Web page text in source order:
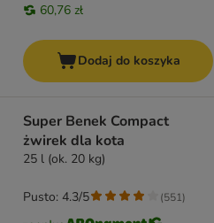
60,76 zł
Dodaj do koszyka
Super Benek Compact
żwirek dla kota
25 l (ok. 20 kg)
Pusto: 4.3/5 (551)